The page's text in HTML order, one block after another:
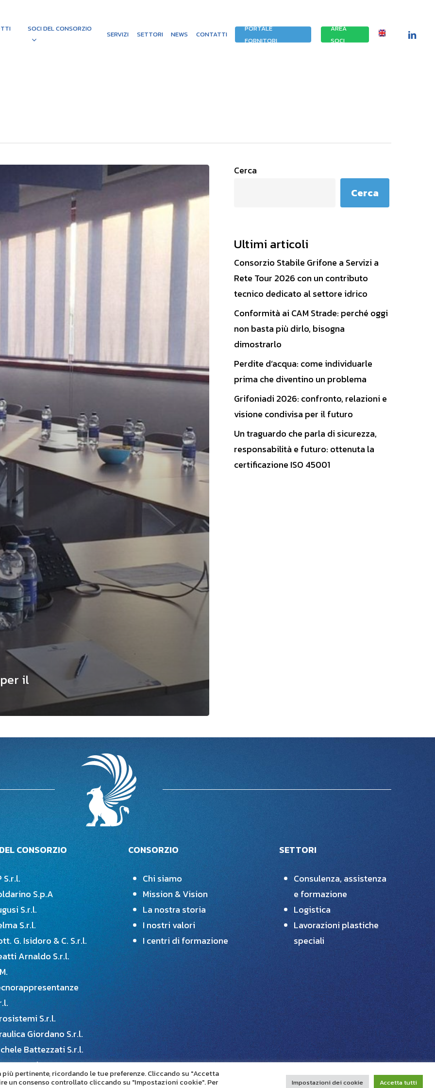
SOCI DEL CONSORZIO
SERVIZI SETTORI NEWS CONTATTI
PORTALE
FORNITORI
AREA
SOCI
LINKEDIN
il
Cerca
Cerca
Ultimi articoli
Consorzio Stabile Grifone a Servizi a
Rete Tour 2026 con un contributo
tecnico dedicato al settore idrico
Conformità ai CAM Strade: perché oggi
non basta più dirlo, bisogna
dimostrarlo
Perdite d’acqua: come individuarle
prima che diventino un problema
Grifoniadi 2026: confronto, relazioni e
visione condivisa per il futuro
Un traguardo che parla di sicurezza,
responsabilità e futuro: ottenuta la
certificazione ISO 45001
CONSORZIO
S.r.l.
S.p.A
S.r.l.
S.r.l.
G. Isidoro & C. S.r.l.
Arnaldo S.r.l.
S.r.l.
Giordano S.r.l.
Battezzati S.r.l.
Rohre s.a.s.
Cesena S.r.l.
CONSORZIO
Chi siamo
Mission & Vision
La nostra storia
I nostri valori
I centri di formazione
SETTORI
Consulenza, assistenza
e formazione
Logistica
Lavorazioni plastiche
speciali
pertinente, ricordando le tue preferenze. Cliccando su "Accetta
un consenso controllato cliccando su "Impostazioni cookie". Per
Impostazioni dei cookie Accetta tutti
Benvenuto sul sito del Consorzio
questa chat e ti risponderemo il
Scrivici su Whatsapp!